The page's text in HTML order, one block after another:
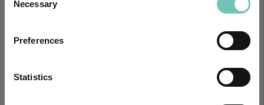
Selection
Necessary
Preferences
Statistics
Pediátrico n…